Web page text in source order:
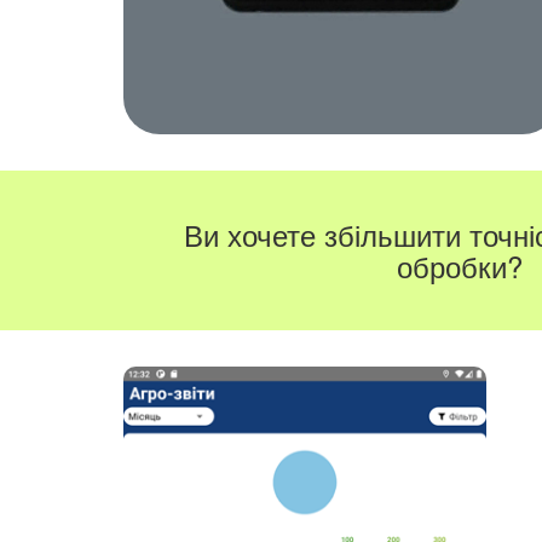
Ви хочете збільшити
обробки?